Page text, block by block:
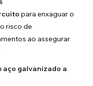
para enxaguar o
risco de
ao assegurar
aço galvanizado a